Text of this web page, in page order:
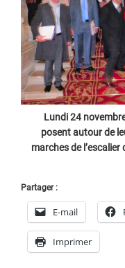
Lundi 24
posent autour de
marches de
Partager :
E-mail
Imprimer